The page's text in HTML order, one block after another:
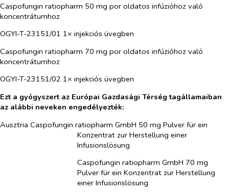
Caspofungin ratiopharm 50 mg por oldatos infúzióhoz való
koncentrátumhoz
OGYI-T-23151/01 1× injekciós üvegben
Caspofungin ratiopharm 70 mg por oldatos infúzióhoz való
koncentrátumhoz
OGYI-T-23151/02 1× injekciós üvegben
Ezt a gyógyszert az Európai Gazdasági Térség tagállamaiban
az alábbi neveken engedélyezték:
Ausztria Caspofungin ratiopharm GmbH 50 mg Pulver für ein
Konzentrat zur Herstellung einer
Infusionslösung
Caspofungin ratiopharm GmbH 70 mg
Pulver für ein Konzentrat zur Herstellung
einer Infusionslösung